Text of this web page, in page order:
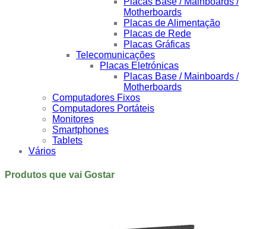
Motherboards
Placas de Alimentação
Placas de Rede
Placas Gráficas
Telecomunicações
Placas Eletrónicas
Placas Base / Mainboards /
Motherboards
Computadores Fixos
Computadores Portáteis
Monitores
Smartphones
Tablets
Vários
Produtos que vai Gostar